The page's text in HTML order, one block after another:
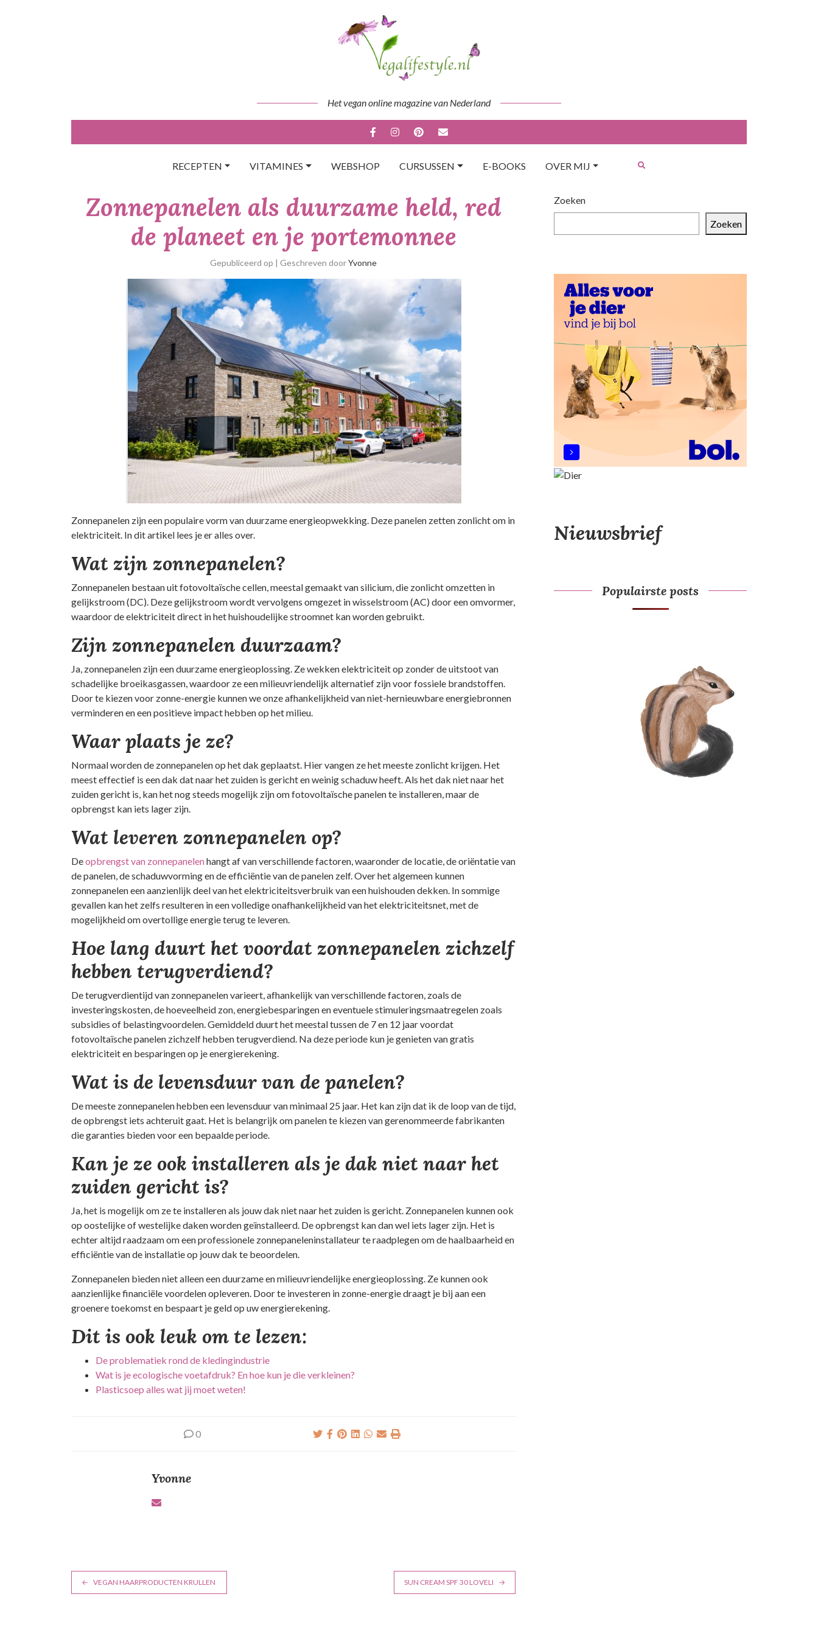
Het vegan online magazine van Nederland
RECEPTEN VITAMINES WEBSHOP CURSUSSEN E-BOOKS OVER MIJ
Zonnepanelen als duurzame held, red
de planeet en je portemonnee
Gepubliceerd op | Geschreven doorYvonne
Zonnepanelen zijn een populaire vorm van duurzame energieopwekking. Deze panelen zetten zonlicht om in
elektriciteit. In dit artikel lees je er alles over.
Wat zijn zonnepanelen?
Zonnepanelen bestaan uit fotovoltaïsche cellen, meestal gemaakt van silicium, die zonlicht omzetten in
gelijkstroom (DC). Deze gelijkstroom wordt vervolgens omgezet in wisselstroom (AC) door een omvormer,
waardoor de elektriciteit direct in het huishoudelijke stroomnet kan worden gebruikt.
Zijn zonnepanelen duurzaam?
Ja, zonnepanelen zijn een duurzame energieoplossing. Ze wekken elektriciteit op zonder de uitstoot van
schadelijke broeikasgassen, waardoor ze een milieuvriendelijk alternatief zijn voor fossiele brandstoffen.
Door te kiezen voor zonne-energie kunnen we onze afhankelijkheid van niet-hernieuwbare energiebronnen
verminderen en een positieve impact hebben op het milieu.
Waar plaats je ze?
Normaal worden de zonnepanelen op het dak geplaatst. Hier vangen ze het meeste zonlicht krijgen. Het
meest effectief is een dak dat naar het zuiden is gericht en weinig schaduw heeft. Als het dak niet naar het
zuiden gericht is, kan het nog steeds mogelijk zijn om fotovoltaïsche panelen te installeren, maar de
opbrengst kan iets lager zijn.
Wat leveren zonnepanelen op?
Deopbrengst van zonnepanelenhangt af van verschillende factoren, waaronder de locatie, de oriëntatie van
de panelen, de schaduwvorming en de efficiëntie van de panelen zelf. Over het algemeen kunnen
zonnepanelen een aanzienlijk deel van het elektriciteitsverbruik van een huishouden dekken. In sommige
gevallen kan het zelfs resulteren in een volledige onafhankelijkheid van het elektriciteitsnet, met de
mogelijkheid om overtollige energie terug te leveren.
Hoe lang duurt het voordat zonnepanelen zichzelf
hebben terugverdiend?
De terugverdientijd van zonnepanelen varieert, afhankelijk van verschillende factoren, zoals de
investeringskosten, de hoeveelheid zon, energiebesparingen en eventuele stimuleringsmaatregelen zoals
subsidies of belastingvoordelen. Gemiddeld duurt het meestal tussen de 7 en 12 jaar voordat
fotovoltaïsche panelen zichzelf hebben terugverdiend. Na deze periode kun je genieten van gratis
elektriciteit en besparingen op je energierekening.
Wat is de levensduur van de panelen?
De meeste zonnepanelen hebben een levensduur van minimaal 25 jaar. Het kan zijn dat ik de loop van de tijd,
de opbrengst iets achteruit gaat. Het is belangrijk om panelen te kiezen van gerenommeerde fabrikanten
die garanties bieden voor een bepaalde periode.
Kan je ze ook installeren als je dak niet naar het
zuiden gericht is?
Ja, het is mogelijk om ze te installeren als jouw dak niet naar het zuiden is gericht. Zonnepanelen kunnen ook
op oostelijke of westelijke daken worden geïnstalleerd. De opbrengst kan dan wel iets lager zijn. Het is
echter altijd raadzaam om een professionele zonnepaneleninstallateur te raadplegen om de haalbaarheid en
efficiëntie van de installatie op jouw dak te beoordelen.
Zonnepanelen bieden niet alleen een duurzame en milieuvriendelijke energieoplossing. Ze kunnen ook
aanzienlijke financiële voordelen opleveren. Door te investeren in zonne-energie draagt je bij aan een
groenere toekomst en bespaart je geld op uw energierekening.
Dit is ook leuk om te lezen:
De problematiek rond de kledingindustrie
Wat is je ecologische voetafdruk? En hoe kun je die verkleinen?
Plasticsoep alles wat jij moet weten!
0
Yvonne
B
VEGAN HAARPRODUCTEN KRULLEN SUN CREAM SPF 30 LOVELI
Zoeken
Zoeken
Nieuwsbrief
Populairste posts